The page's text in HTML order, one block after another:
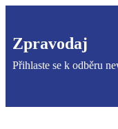
Zpravodaj
Přihlaste se k odběru